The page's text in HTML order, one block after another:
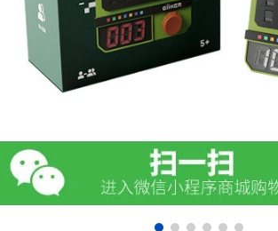
电子玩具
游戏及拼图系列
益智学习玩具
户外及运动产品